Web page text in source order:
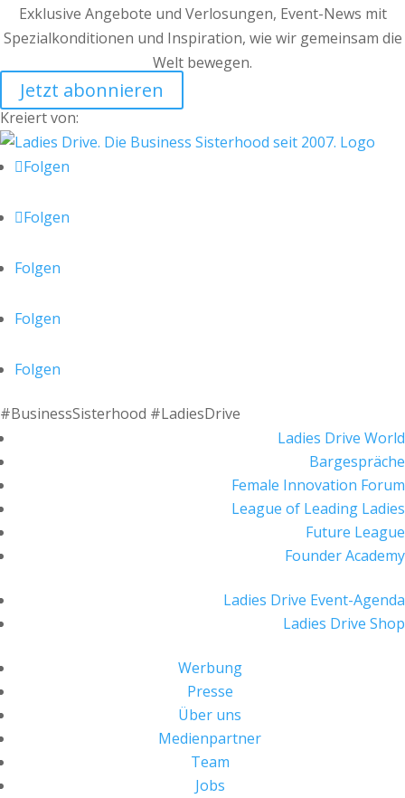
Exklusive Angebote und Verlosungen, Event-News mit
Spezialkonditionen und Inspiration, wie wir gemeinsam die
Welt bewegen.
Jetzt abonnieren
Kreiert von:
Folgen
Folgen
Folgen
Folgen
Folgen
#BusinessSisterhood #LadiesDrive
Ladies Drive World
Bargespräche
Female Innovation Forum
League of Leading Ladies
Future League
Founder Academy
Ladies Drive Event-Agenda
Ladies Drive Shop
Werbung
Presse
Über uns
Medienpartner
Team
Jobs